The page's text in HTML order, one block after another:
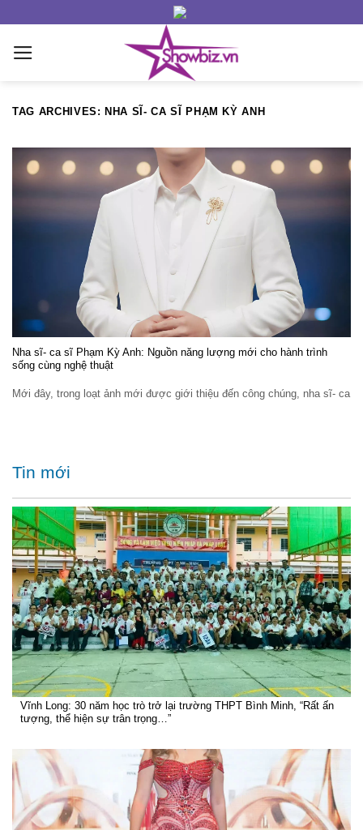
content
TAG ARCHIVES: NHA SĨ- CA SĨ PHẠM KỲ ANH
Nha sĩ- ca sĩ Phạm Kỳ Anh: Nguồn năng lượng mới cho hành trình
sống cùng nghệ thuật
Mới đây, trong loạt ảnh mới được giới thiệu đến công chúng, nha sĩ- ca
Tin mới
Vĩnh Long: 30 năm học trò trở lại trường THPT Bình Minh, “Rất ấn
tượng, thể hiện sự trân trọng…”